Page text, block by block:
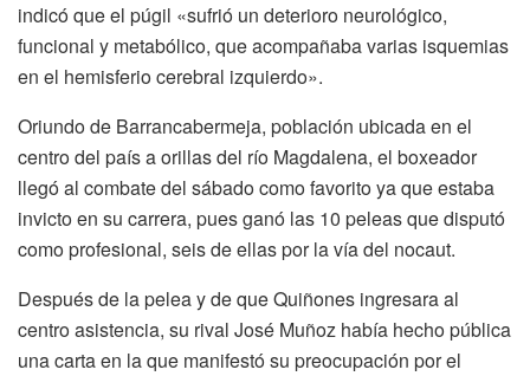
indicó que el púgil «sufrió un deterioro neurológico,
funcional y metabólico, que acompañaba varias isquemias
en el hemisferio cerebral izquierdo».
Oriundo de Barrancabermeja, población ubicada en el
centro del país a orillas del río Magdalena, el boxeador
llegó al combate del sábado como favorito ya que estaba
invicto en su carrera, pues ganó las 10 peleas que disputó
como profesional, seis de ellas por la vía del nocaut.
Después de la pelea y de que Quiñones ingresara al
centro asistencia, su rival José Muñoz había hecho pública
una carta en la que manifestó su preocupación por el